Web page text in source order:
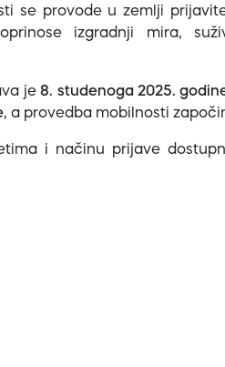
se provode u zemlji
izgradnji mira,
je8. studenoga 2025.
, a provedba mobilnosti
i načinu prijave